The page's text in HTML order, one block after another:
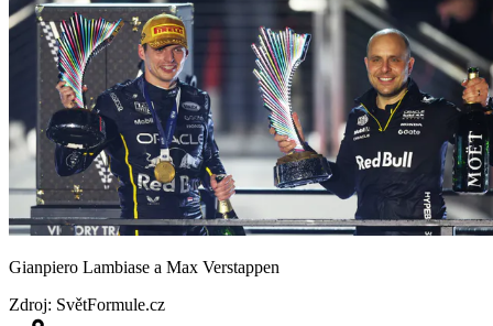
Gianpiero Lambiase a Max Verstappen
Zdroj: SvětFormule.cz